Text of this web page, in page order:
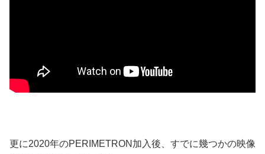
更に2020年のPERIMETRON加入後、すでに幾つかの映像